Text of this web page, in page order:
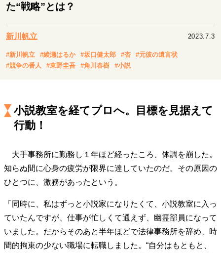
セカンドキャリアの描き方
夢を掴む選択
リーダーの流儀 変革の原動力
次世代へのバトン
トップが描く未来
マインドセット
重圧との向き合い方 一流のルーティン
ライフスタイル・生き方
40代からの景色 50代のリアル
美しさの哲学
た“戦略”とは？
新川帆立 2023.7.3
#新川帆立 #綾瀬はるか #坂口健太郎 #杏
#元彼の遺言状
#競争の番人
#東野圭吾 #角川春樹 #小説
小説教室を経てプロへ。目標を見据えて
行動！
大手事務所に勤務し１年ほど経ったころ、体調を崩した。
知らぬ間に心身の疲労が限界に達していたのだ。その原因の
ひとつに、激務があったという。
「同時に、私はずっと小説家になりたくて、小説教室に入っ
ていたんですが、仕事が忙しくて通えず、幽霊部員になって
いました。だからそのあと半年ほどで法律事務所を辞め、時
間的拘束の少ない職場に転職しました。“自分はもともと、